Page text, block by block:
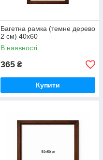
Багетна рамка (темне дерево
2 см) 40х60
В наявності
365 ₴
Купити